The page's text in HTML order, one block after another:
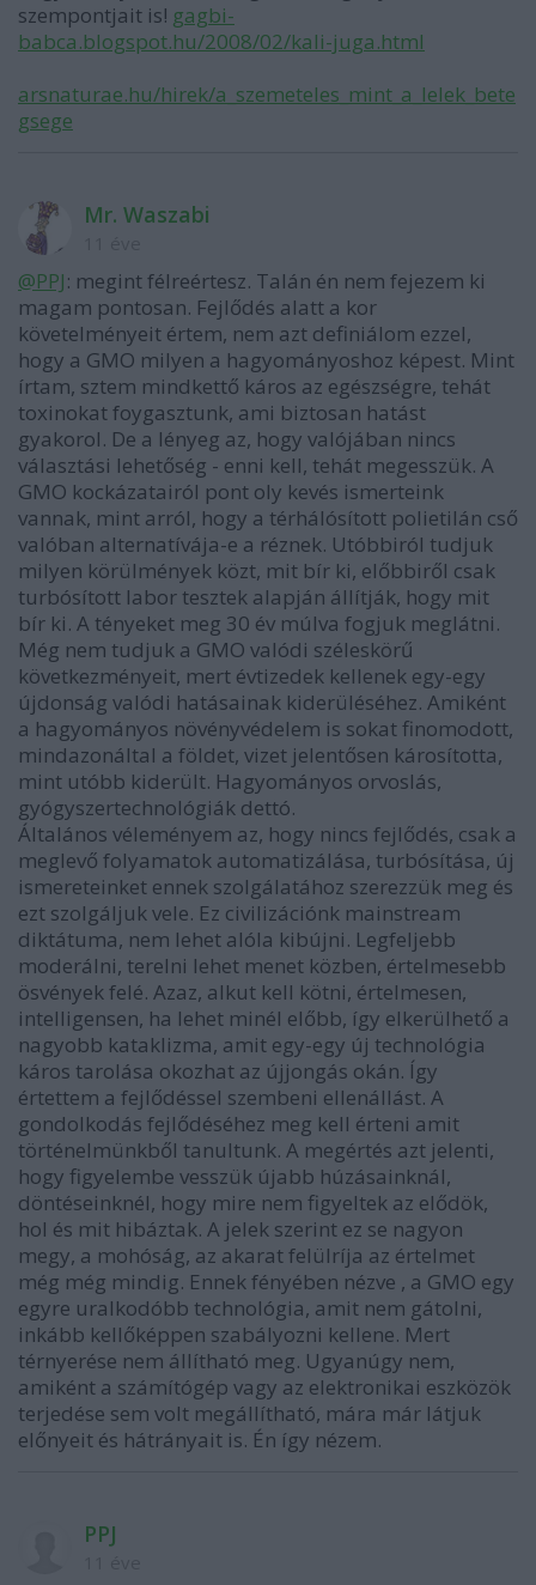
szempontjait is! gagbi-
babca.blogspot.hu/2008/02/kali-juga.html
arsnaturae.hu/hirek/a_szemeteles_mint_a_lelek_bete
gsege
Mr. Waszabi
@PPJ: megint félreértesz. Talán én nem fejezem ki
magam pontosan. Fejlődés alatt a kor
követelményeit értem, nem azt definiálom ezzel,
hogy a GMO milyen a hagyományoshoz képest. Mint
írtam, sztem mindkettő káros az egészségre, tehát
toxinokat foygasztunk, ami biztosan hatást
gyakorol. De a lényeg az, hogy valójában nincs
választási lehetőség - enni kell, tehát megesszük. A
GMO kockázatairól pont oly kevés ismerteink
vannak, mint arról, hogy a térhálósított polietilán cső
valóban alternatívája-e a réznek. Utóbbiról tudjuk
milyen körülmények közt, mit bír ki, előbbiről csak
turbósított labor tesztek alapján állítják, hogy mit
bír ki. A tényeket meg 30 év múlva fogjuk meglátni.
Még nem tudjuk a GMO valódi széleskörű
következményeit, mert évtizedek kellenek egy-egy
újdonság valódi hatásainak kiderüléséhez. Amiként
a hagyományos növényvédelem is sokat finomodott,
mindazonáltal a földet, vizet jelentősen károsította,
mint utóbb kiderült. Hagyományos orvoslás,
gyógyszertechnológiák dettó.
Általános véleményem az, hogy nincs fejlődés, csak a
meglevő folyamatok automatizálása, turbósítása, új
ismereteinket ennek szolgálatához szerezzük meg és
ezt szolgáljuk vele. Ez civilizációnk mainstream
diktátuma, nem lehet alóla kibújni. Legfeljebb
moderálni, terelni lehet menet közben, értelmesebb
ösvények felé. Azaz, alkut kell kötni, értelmesen,
intelligensen, ha lehet minél előbb, így elkerülhető a
nagyobb kataklizma, amit egy-egy új technológia
káros tarolása okozhat az újjongás okán. Így
értettem a fejlődéssel szembeni ellenállást. A
gondolkodás fejlődéséhez meg kell érteni amit
történelmünkből tanultunk. A megértés azt jelenti,
hogy figyelembe vesszük újabb húzásainknál,
döntéseinknél, hogy mire nem figyeltek az elődök,
hol és mit hibáztak. A jelek szerint ez se nagyon
megy, a mohóság, az akarat felülríja az értelmet
még még mindig. Ennek fényében nézve , a GMO egy
egyre uralkodóbb technológia, amit nem gátolni,
inkább kellőképpen szabályozni kellene. Mert
térnyerése nem állítható meg. Ugyanúgy nem,
amiként a számítógép vagy az elektronikai eszközök
terjedése sem volt megállítható, mára már látjuk
előnyeit és hátrányait is. Én így nézem.
PPJ